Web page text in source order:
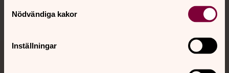
Nödvändiga kakor
Inställningar